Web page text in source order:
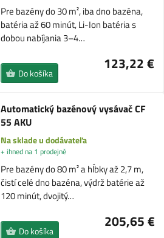
Pre bazény do 30 m², iba dno bazéna,
batéria až 60 minút, Li-Ion batéria s
dobou nabíjania 3–4…
123,22 €
Do košíka
Automatický bazénový vysávač CF
55 AKU
Na sklade u dodávateľa
+ ihned na 1 prodejně
Pre bazény do 80 m² a hĺbky až 2,7 m,
čistí celé dno bazéna, výdrž batérie až
120 minút, dvojitý…
205,65 €
Do košíka